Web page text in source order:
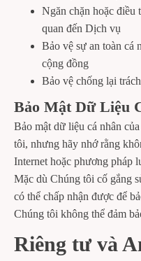
Ngăn chặn hoặc điều
quan đến Dịch vụ
Bảo vệ sự an toàn cá
cộng đồng
Bảo vệ chống lại
Bảo Mật Dữ Liệu
Bảo mật dữ liệu cá nhân
tôi, nhưng hãy nhớ rằng
Internet hoặc phương pháp
Mặc dù Chúng tôi cố gắng
có thể chấp nhận được để
Chúng tôi không thể đảm
Riêng tư và